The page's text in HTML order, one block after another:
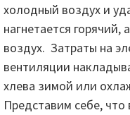
холодный воздух и
нагнетается
воздух. Затраты на
вентиляции
хлева зимой или
Представим себе, что